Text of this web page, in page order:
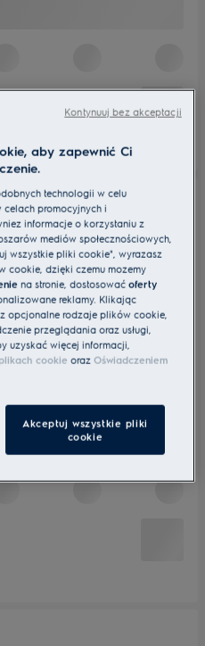
aby zapewnić Ci
technologii w celu
celach promocyjnych i
informacje o korzystaniu z
mediów społecznościowych,
wszystkie pliki cookie", wyrażasz
cookie, dzięki czemu możemy
na stronie, dostosowaćoferty
reklamy. Klikając
opcjonalne rodzaje plików cookie,
przeglądania oraz usługi,
uzyskać więcej informacji,
cookie orazOświadczeniem
Akceptuj wszystkie pliki
cookie
Kontynuuj bez akceptacji